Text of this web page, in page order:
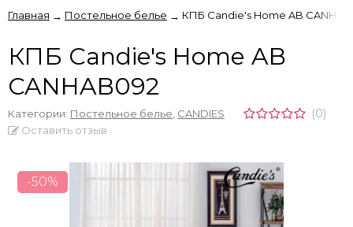
Главная → Постельное белье → КПБ Candie's Home AB
КПБ Candie's Home AB
CANHAB092
Категории: Постельное белье CANDIES (0)
Оставить отзыв
-50%